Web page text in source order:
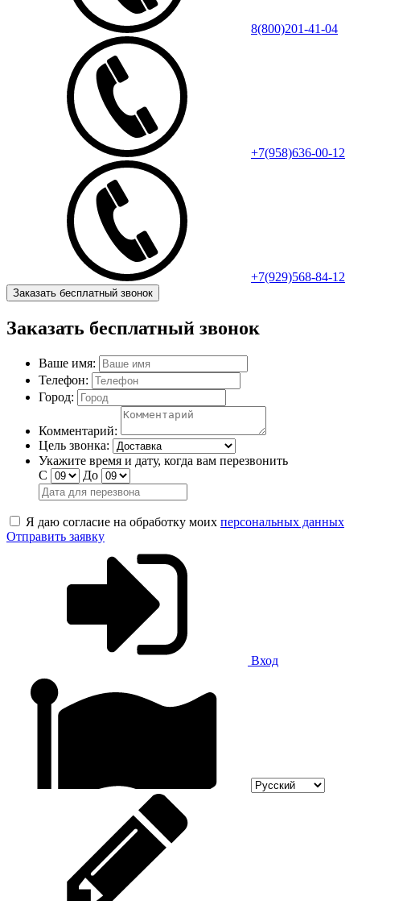
8(800)201-41-04
+7(958)636-00-12
+7(929)568-84-12
Заказать бесплатный звонок
Заказать бесплатный звонок
Ваше имя:
Телефон:
Город:
Комментарий:
Цель звонка:
Укажите время и дату, когда вам перезвонить
С
До
Я даю согласие на обработку моих персональных данных
Отправить заявку
Вход